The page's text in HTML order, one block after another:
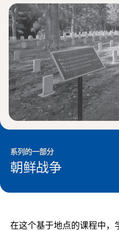
新闻与事件
关于 NHD®
参与其中
系列的一部分
朝鲜战争
在这个基于地点的课程中